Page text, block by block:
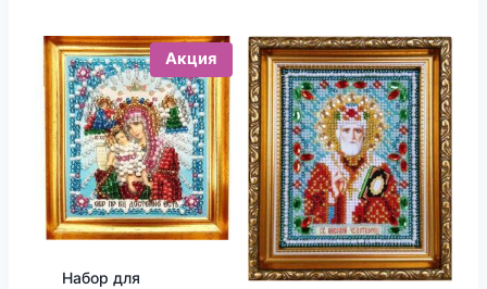
Акция
Набор для